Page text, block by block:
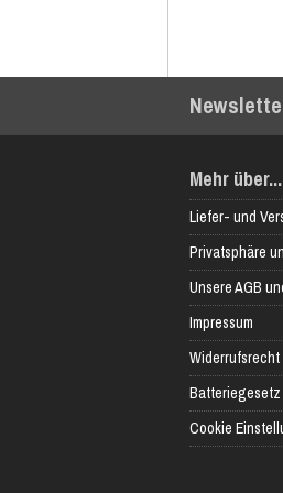
Mehr über...
Liefer- und
Privatsphäre
Unsere AGB
Impressum
Widerrufsrecht
Batteriegesetz
Cookie